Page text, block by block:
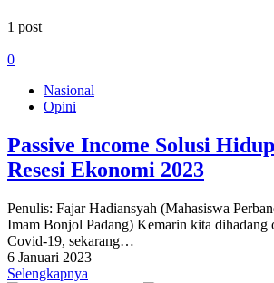
1 post
0
Nasional
Opini
Passive Income Solusi
Resesi Ekonomi 2023
Penulis: Fajar Hadiansyah (Mahasiswa
Imam Bonjol Padang) Kemarin kita dihadang
Covid-19, sekarang…
6 Januari 2023
Selengkapnya